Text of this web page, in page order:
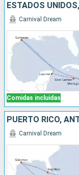
Comidas incluidas
Carnival Dream
Carnival Dream